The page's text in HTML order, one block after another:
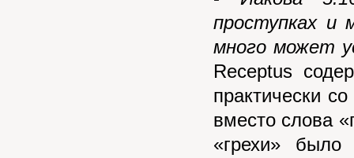
проступках и
много может
Receptus
практически
вместо слова
«грехи» было